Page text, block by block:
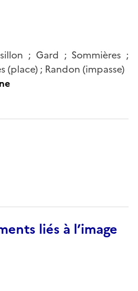
; Gard ; Sommières ;
(place) ; Randon (impasse)
liés à l’image